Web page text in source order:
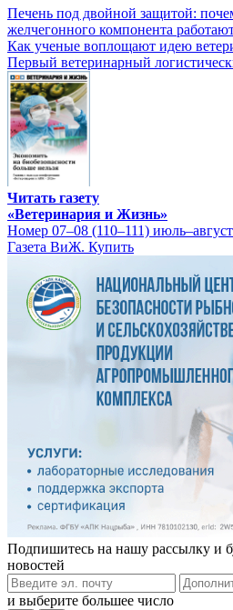
Печень под двойной защитой:
желчегонного компонента
Как ученые воплощают идею
Первый ветеринарный
Читать газету
«Ветеринария и Жизнь»
Номер 07–08 (110–111)
Газета ВиЖ. Купить
Подпишитесь на нашу рассылку и
новостей
и выберите большее число